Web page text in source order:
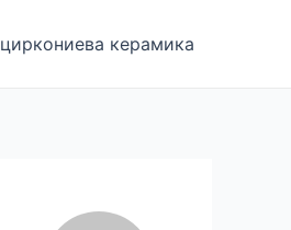
циркониева керамика